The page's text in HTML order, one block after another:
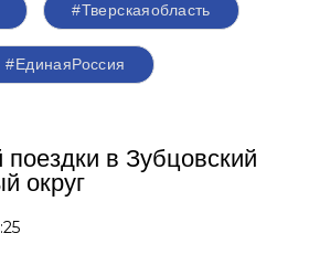
#Тверскаяобласть
#‎ЕдинаяРоссия
поездки в Зубцовский
округ